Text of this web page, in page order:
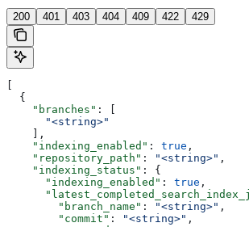
200 401 403 404 409 422 429
  {
    "branches"
: [
      "<string>"
    ],
    "indexing_enabled"
: true ,
    "repository_path"
: "<string>" ,
    "indexing_status"
: {
      "indexing_enabled"
: true ,
        "branch_name"
: "<string>" ,
        "commit"
: "<string>" ,